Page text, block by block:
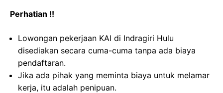
Perhatian !!
Lowongan pekerjaan KAI di Indragiri Hulu
disediakan secara cuma-cuma tanpa ada biaya
pendaftaran.
Jika ada pihak yang meminta biaya untuk melamar
kerja, itu adalah penipuan.